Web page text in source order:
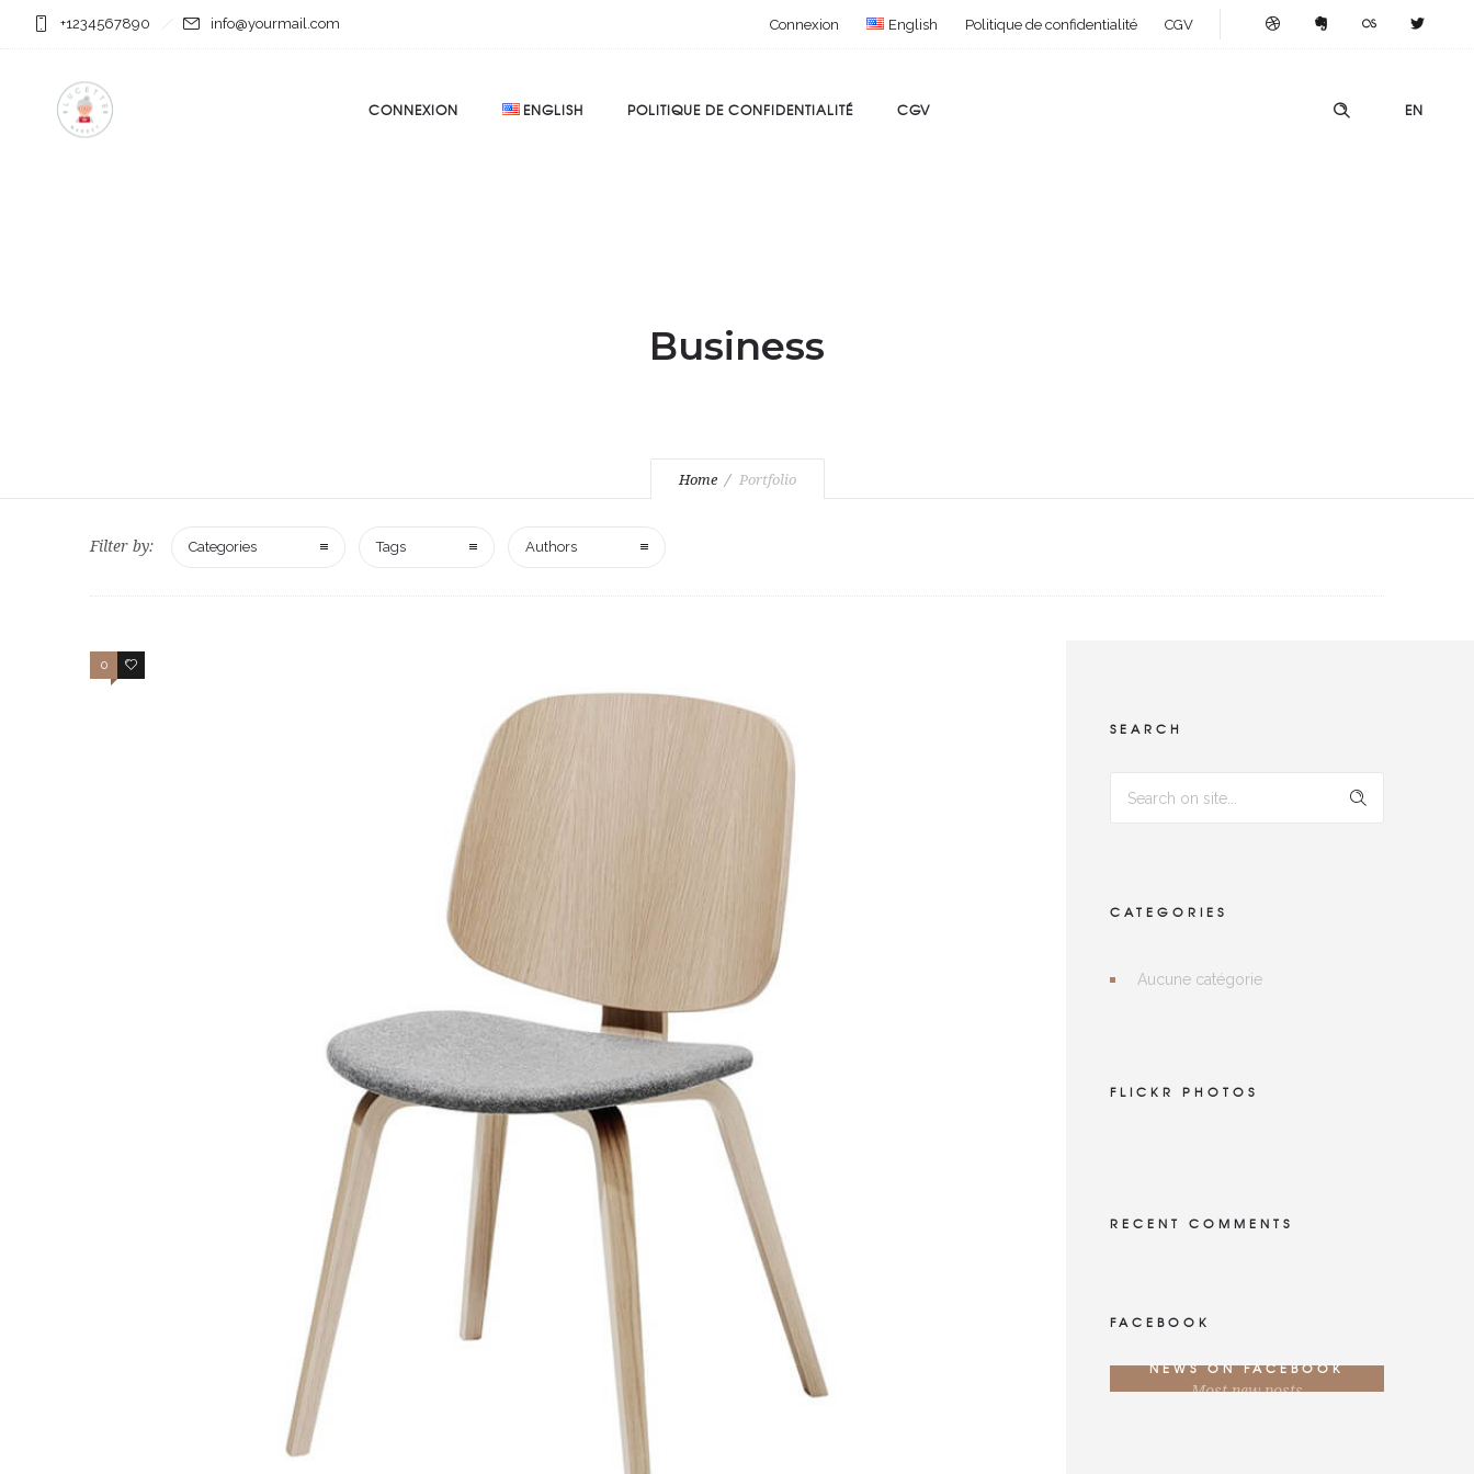
+1234567890 info@yourmail.com Connexion English Politique de confidentialité CGV
EN
CONNEXION ENGLISH POLITIQUE DE CONFIDENTIALITÉ CGV
Business
Home Portfolio
Filter by: Categories Tags Authors
0 4
SEARCH
CATEGORIES
Aucune catégorie
FLICKR PHOTOS
RECENT COMMENTS
FACEBOOK
NEWS ON FACEBOOK
Most new posts